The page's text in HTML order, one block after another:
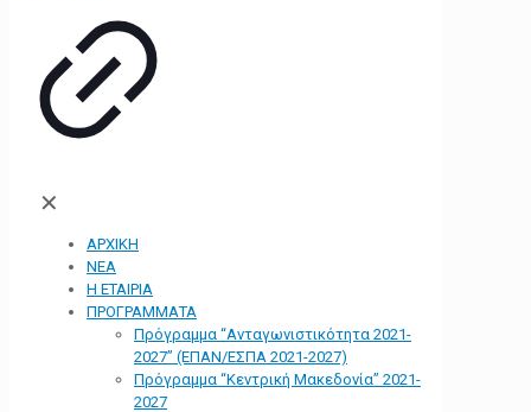
✕
ΑΡΧΙΚΗ
ΝΕΑ
Η ΕΤΑΙΡΙΑ
ΠΡΟΓΡΑΜΜΑΤΑ
Πρόγραμμα “Ανταγωνιστικότητα 2021-
2027” (ΕΠΑΝ/ΕΣΠΑ 2021-2027)
Πρόγραμμα “Κεντρική Μακεδονία” 2021-
2027